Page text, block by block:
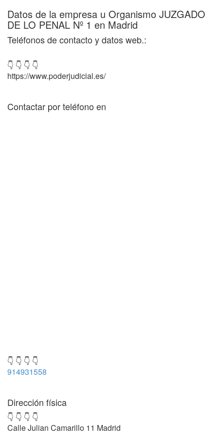
Datos de la empresa u Organismo JUZGADO
DE LO PENAL Nº 1 en Madrid
Teléfonos de contacto y datos web.:
👇 👇 👇 👇
https://www.poderjudicial.es/
Contactar por teléfono en
👇 👇 👇 👇
914931558
Dirección física
👇 👇 👇 👇
Calle Julian Camarillo 11 Madrid